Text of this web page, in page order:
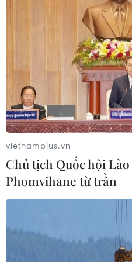
Trăn trở người giữ lửa
quê hương thứ hai
30/07/2026 12:00
Nơi tiếng mẹ đẻ được hồi
lòng nước Đức
30/07/2026 08:18
Kiều bào tại Đức hơn 10
nhà miễn phí cho con em
Trường Sa
vietnamplus.vn
Chủ tịch Quốc hội
Phomvihane từ trần